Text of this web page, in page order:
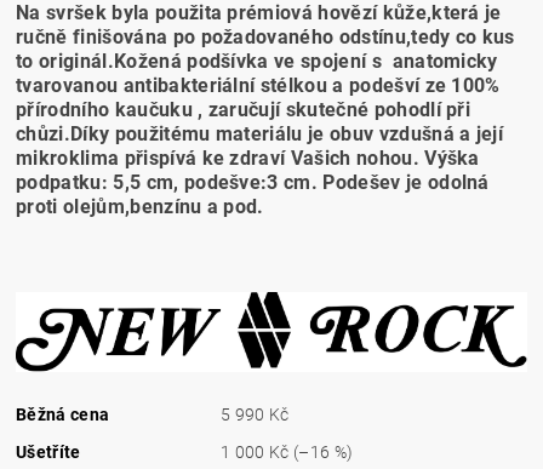
Na svršek byla použita prémiová hovězí kůže,která je
ručně finišována po požadovaného odstínu,tedy co kus
to originál.Kožená podšívka ve spojení s anatomicky
tvarovanou antibakteriální stélkou a podešví ze 100%
přírodního kaučuku , zaručují skutečné pohodlí při
chůzi.Díky použitému materiálu je obuv vzdušná a její
mikroklima přispívá ke zdraví Vašich nohou. Výška
podpatku: 5,5 cm, podešve:3 cm. Podešev je odolná
proti olejům,benzínu a pod.
Běžná cena
5 990 Kč
Ušetříte
1 000 Kč (–16 %)